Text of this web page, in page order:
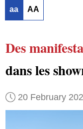
aa AA
Des
dans les
20 February